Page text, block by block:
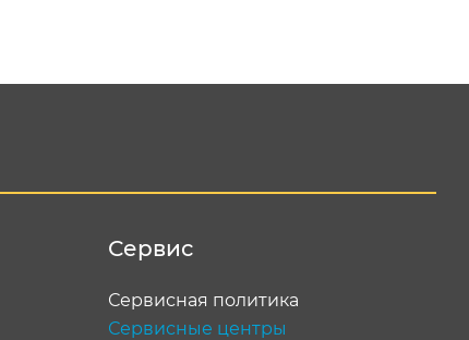
Сервис
Сервисная политика
Сервисные центры